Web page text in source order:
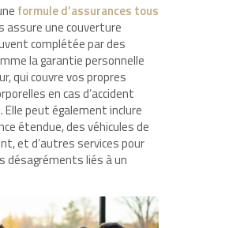
formule d’assurances tous
assure une couverture
complétée par des
la garantie personnelle
qui couvre vos propres
en cas d’accident
Elle peut également inclure
étendue, des véhicules de
et d’autres services pour
désagréments liés à un